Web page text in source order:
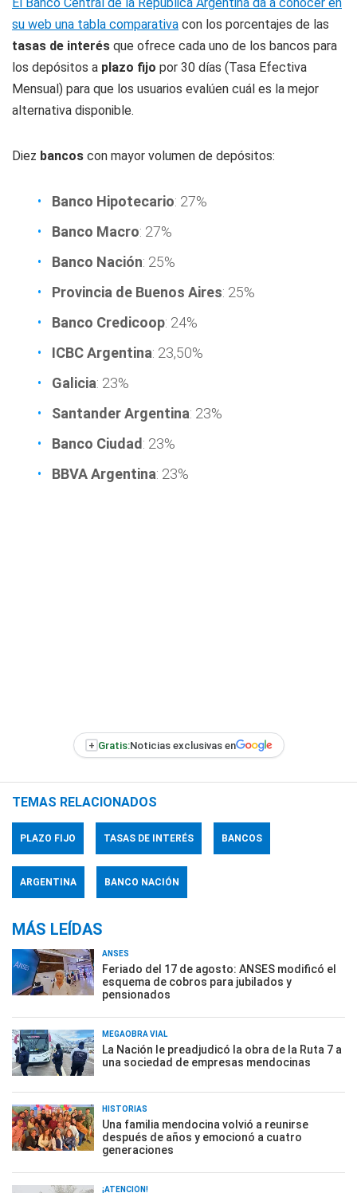
su web una tabla comparativa con los porcentajes de las
tasas de interés que ofrece cada uno de los bancos para
los depósitos a plazo fijo por 30 días (Tasa Efectiva
Mensual) para que los usuarios evalúen cuál es la mejor
alternativa disponible.
Diez bancos con mayor volumen de depósitos:
Banco Hipotecario: 27%
Banco Macro: 27%
Banco Nación: 25%
Provincia de Buenos Aires: 25%
Banco Credicoop: 24%
ICBC Argentina: 23,50%
Galicia: 23%
Santander Argentina: 23%
Banco Ciudad : 23%
BBVA Argentina: 23%
+ Gratis:Noticias exclusivas en
TEMAS RELACIONADOS
PLAZO FIJO TASAS DE INTERÉS BANCOS
ARGENTINA BANCO NACIÓN
MÁS LEÍDAS
ANSES
Feriado del 17 de agosto: ANSES modificó el
esquema de cobros para jubilados y
pensionados
MEGAOBRA VIAL
La Nación le preadjudicó la obra de la Ruta 7 a
una sociedad de empresas mendocinas
HISTORIAS
Una familia mendocina volvió a reunirse
después de años y emocionó a cuatro
generaciones
¡ATENCIÓN!